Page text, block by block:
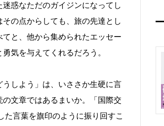
惑なただのガイジンになってし
の点からしても、旅の先達とし
と、他から集められたエッセー
気を与えてくれるだろう。
しよう」は、いささか生硬に言
文章ではあるまいか。「国際交
言葉を旗印のように振り回すこ